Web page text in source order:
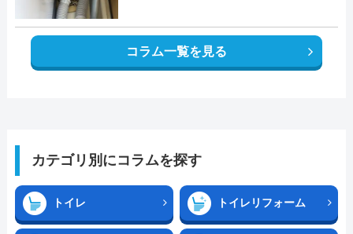
コラム一覧を見る
カテゴリ別にコラムを探す
トイレ トイレリフォーム